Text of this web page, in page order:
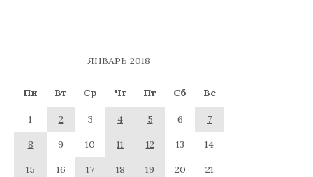
ЯНВАРЬ 2018
Пн Вт Ср Чт Пт Сб Вс
1 2 3 4 5 6
7
8
9 10 11 12 13
14
15
16 17 18 19 20
21